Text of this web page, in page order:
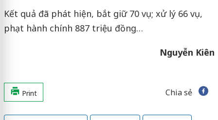
Kết quả đã phát hiện, bắt giữ 70 vụ; xử lý 66 vụ,
phạt hành chính 887 triệu đồng…
Nguyễn Kiên
Print Chia sẻ